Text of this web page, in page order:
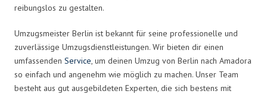
reibungslos zu gestalten.
Umzugsmeister Berlin ist bekannt für seine professionelle und
zuverlässige Umzugsdienstleistungen. Wir bieten dir einen
umfassenden Service, um deinen Umzug von Berlin nach Amadora
so einfach und angenehm wie möglich zu machen. Unser Team
besteht aus gut ausgebildeten Experten, die sich bestens mit